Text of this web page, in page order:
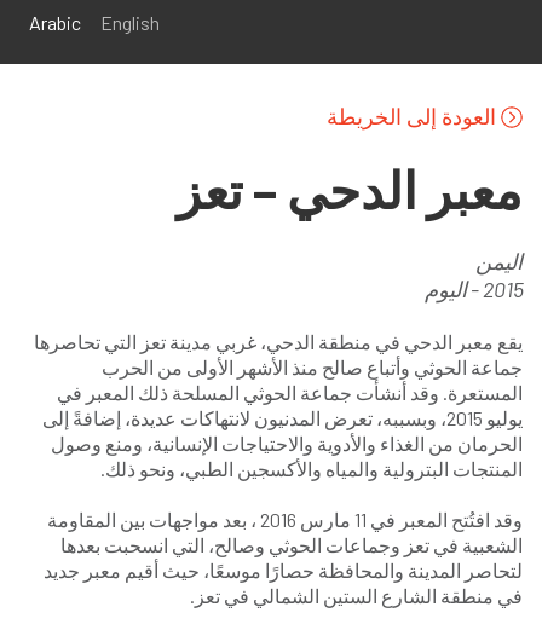
English
Arabic
العودة إلى الخريطة
معبر الدحي – تعز
اليمن
2015 - اليوم
يقع معبر الدحي في منطقة الدحي، غربي مدينة تعز التي تحاصرها
جماعة الحوثي وأتباع صالح منذ الأشهر الأولى من الحرب
المستعرة. وقد أنشأت جماعة الحوثي المسلحة ذلك المعبر في
يوليو 2015، وبسببه، تعرض المدنيون لانتهاكات عديدة، إضافةً إلى
الحرمان من الغذاء والأدوية والاحتياجات الإنسانية، ومنع وصول
المنتجات البترولية والمياه والأكسجين الطبي، ونحو ذلك.
وقد افتُتح المعبر في 11 مارس 2016 ، بعد مواجهات بين المقاومة
الشعبية في تعز وجماعات الحوثي وصالح، التي انسحبت بعدها
لتحاصر المدينة والمحافظة حصارًا موسعًا، حيث أقيم معبر جديد
في منطقة الشارع الستين الشمالي في تعز.